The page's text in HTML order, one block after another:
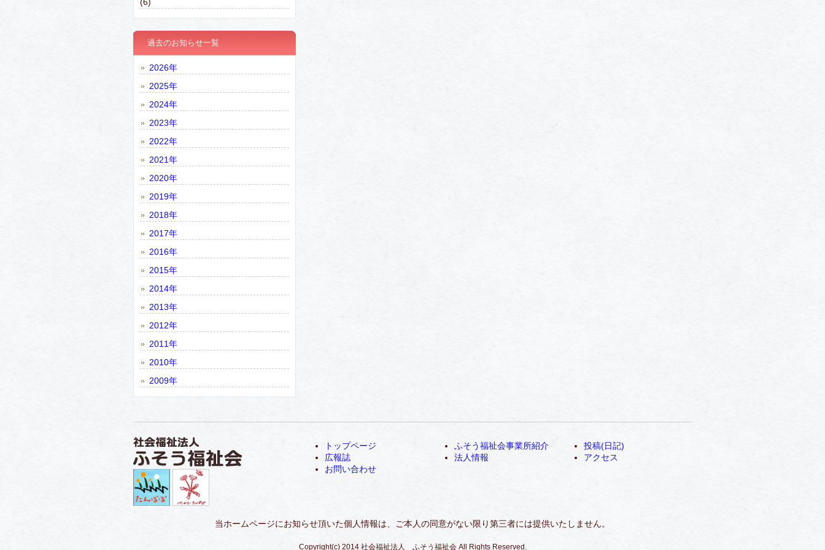
過去のお知らせ一覧
2026年
2025年
2024年
2023年
2022年
2021年
2020年
2019年
2018年
2017年
2016年
2015年
2014年
2013年
2012年
2011年
2010年
2009年
トップページ
広報誌
お問い合わせ
ふそう福祉会事業所紹介
法人情報
投稿(日記)
アクセス
当ホームページにお知らせ頂いた個人情報は、ご本人の同意がない限り第三者には提供いたしません。
Copyright(c) 2014 社会福祉法人 ふそう福祉会 All Rights Reserved.